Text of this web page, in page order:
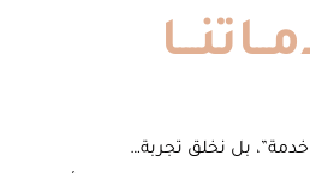
“خدمة”، بل نخلق تجربة…